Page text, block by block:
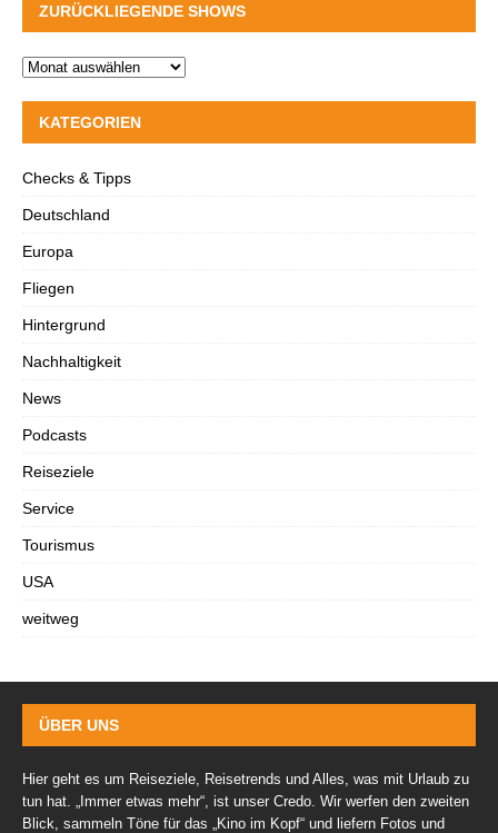
ZURÜCKLIEGENDE SHOWS
KATEGORIEN
Checks & Tipps
Deutschland
Europa
Fliegen
Hintergrund
Nachhaltigkeit
News
Podcasts
Reiseziele
Service
Tourismus
USA
weitweg
ÜBER UNS
Hier geht es um Reiseziele, Reisetrends und Alles, was mit Urlaub zu
tun hat. „Immer etwas mehr“, ist unser Credo. Wir werfen den zweiten
Blick, sammeln Töne für das „Kino im Kopf“ und liefern Fotos und